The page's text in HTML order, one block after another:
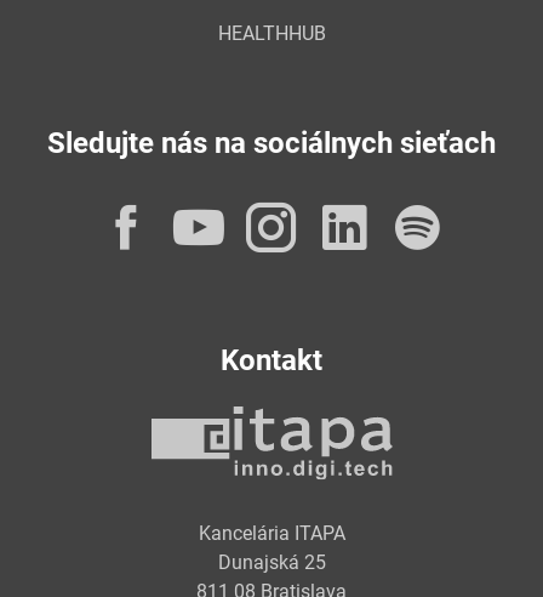
HEALTHHUB
Sledujte nás na sociálnych sieťach
Facebook
YouTube
Instagram
Kontakt
Kancelária ITAPA
Dunajská 25
811 08 Bratislava